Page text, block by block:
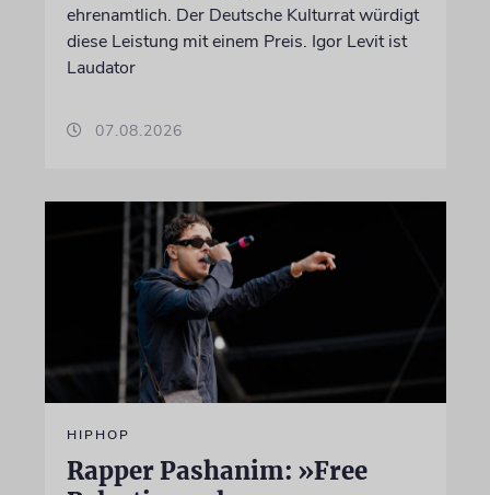
ehrenamtlich. Der Deutsche Kulturrat würdigt
diese Leistung mit einem Preis. Igor Levit ist
Laudator
07.08.2026
HIPHOP
Rapper Pashanim: »Free